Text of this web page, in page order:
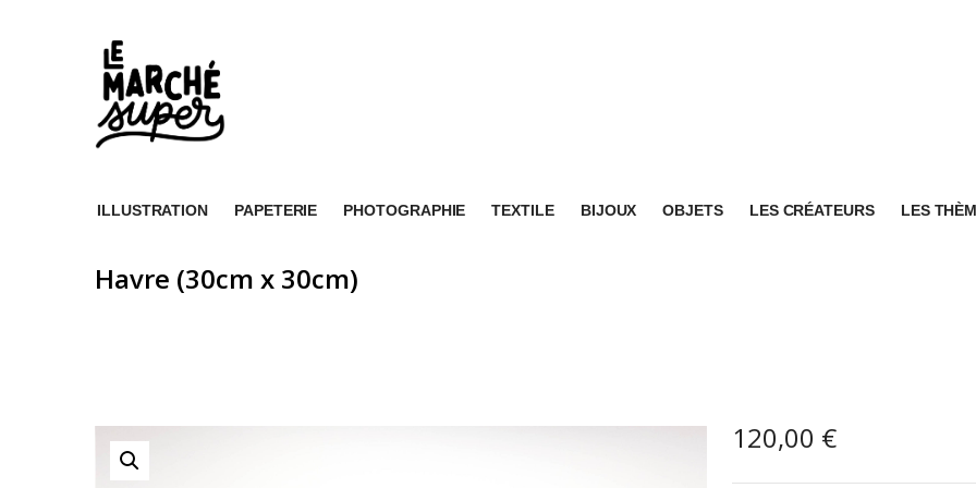
ILLUSTRATION PAPETERIE PHOTOGRAPHIE TEXTILE BIJOUX OBJETS LES CRÉATEURS LES
Havre (30cm x 30cm)
120,00 €